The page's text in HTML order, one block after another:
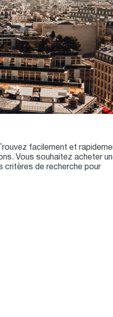
facilement et
Vous souhaitez acheter
critères de recherche pour